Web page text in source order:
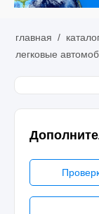
главная /
легковые